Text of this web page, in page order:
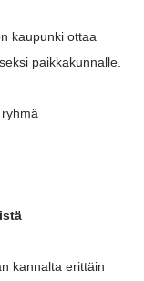
kaupunki ottaa
paikkakunnalle.
kannalta erittäin